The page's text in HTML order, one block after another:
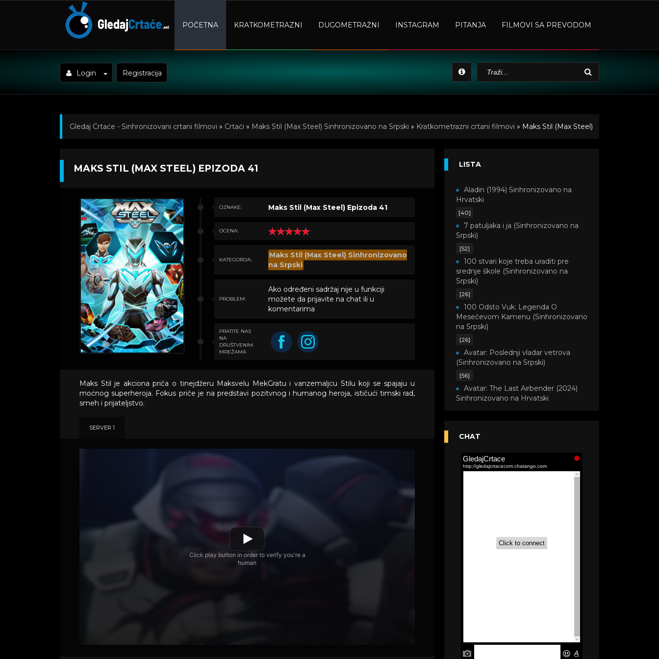
POČETNA KRATKOMETRAZNI DUGOMETRAŽNI INSTAGRAM PITANJA FILMOVI SA PREVODOM
Login Registracija
Gledaj Crtaće - Sinhronizovani crtani filmovi » Crtaći » Maks Stil (Max Steel) Sinhronizovano na Srpski » Kratkometrazni crtani filmovi » Maks Stil (Max Steel)
MAKS STIL (MAX STEEL) EPIZODA 41
OZNAKE: Maks Stil (Max Steel) Epizoda 41
OCENA:
KATEGORIJA:
Maks Stil (Max Steel) Sinhronizovano
na Srpski
PROBLEM:
Ako određeni sadržaj nije u funkciji
možete da prijavite na chat ili u
komentarima
PRATITE NAS
NA
DRUŠTVENIM
MREŽAMA
Maks Stil je akciona priča o tinejdžeru Maksvelu MekGratu i vanzemaljcu Stilu koji se spajaju u
moćnog superheroja. Fokus priče je na predstavi pozitvnog i humanog heroja, ističući timski rad,
smeh i prijateljstvo.
SERVER 1
LISTA
Aladin (1994) Sinhronizovano na
Hrvatski
[40]
7 patuljaka i ja (Sinhronizovano na
Srpski)
[52]
100 stvari koje treba uraditi pre
srednje škole (Sinhronizovano na
Srpski)
[26]
100 Odsto Vuk: Legenda O
Mesečevom Kamenu (Sinhronizovano
na Srpski)
[26]
Avatar: Poslednji vladar vetrova
(Sinhronizovano na Srpski)
[56]
Avatar: The Last Airbender (2024)
Sinhronizovano na Hrvatski
(Sinhronizovano na Srpski)
Akademija čarolija (Wits Academy)
Sinhronizovano na Srpski
Tunes,2020) Sinhronizovano na Srpski
Okura (Sinhronizovano na Srpski)
CHAT